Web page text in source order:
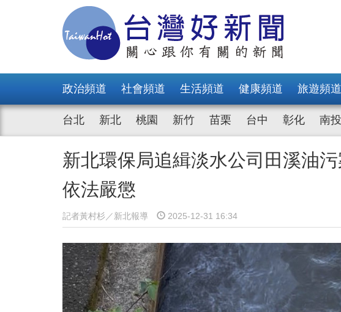
政治頻道 社會頻道 生活頻道 健康頻道 旅遊頻道
台北 新北 桃園 新竹 苗栗 台中 彰化 南投
新北環保局追緝淡水公司田溪油
依法嚴懲
記者黃村杉／新北報導 2025-12-31 16:34